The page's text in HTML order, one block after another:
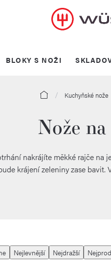
BLOKY S NOŽI
Domů Kuchyňské nože
Nože
nakrájíte měkké rajče na
krájení zeleniny zase bavit.
Nejlevnější Nejdražší